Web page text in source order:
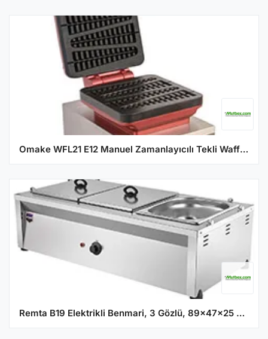
Omake WFL21 E12 Manuel Zamanlayıcılı Tekli Waffle Makinesi, Çubuk Model, Kalıp Çapı 6x21,5 Cm, Elektrikli
Remta B19 Elektrikli Benmari, 3 Gözlü, 89x47x25 cm